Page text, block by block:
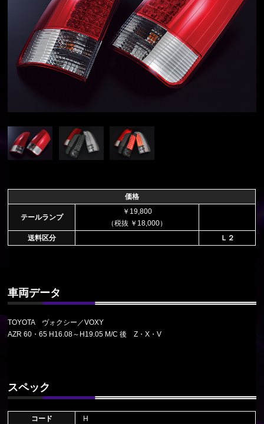
価格
テールランプ
￥19,800
（税抜 ￥18,000）
送料区分
Ｌ２
車両データ
TOYOTA ヴォクシー／VOXY
AZR 60・65 H16.08～H19.05 M/C 後 Z・X・V
スペック
コード
H